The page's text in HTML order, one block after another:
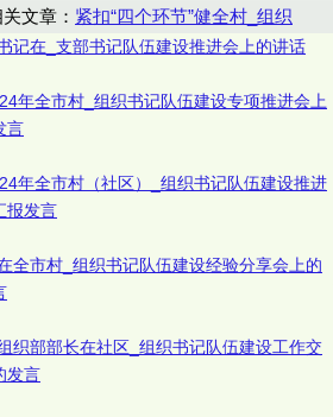
文章： 紧扣“四个环节”健全村_组织
记在_支部书记队伍建设推进会上的讲话
年全市村_组织书记队伍建设专项推进会上
言
年全市村（社区）_组织书记队伍建设推进
报发言
全市村_组织书记队伍建设经验分享会上的
织部部长在社区_组织书记队伍建设工作交
发言